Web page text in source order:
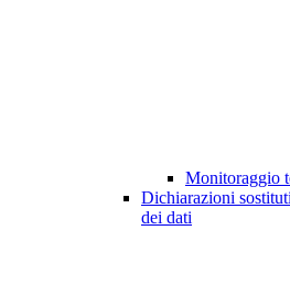
Monitoraggio
Dichiarazioni
dei dati